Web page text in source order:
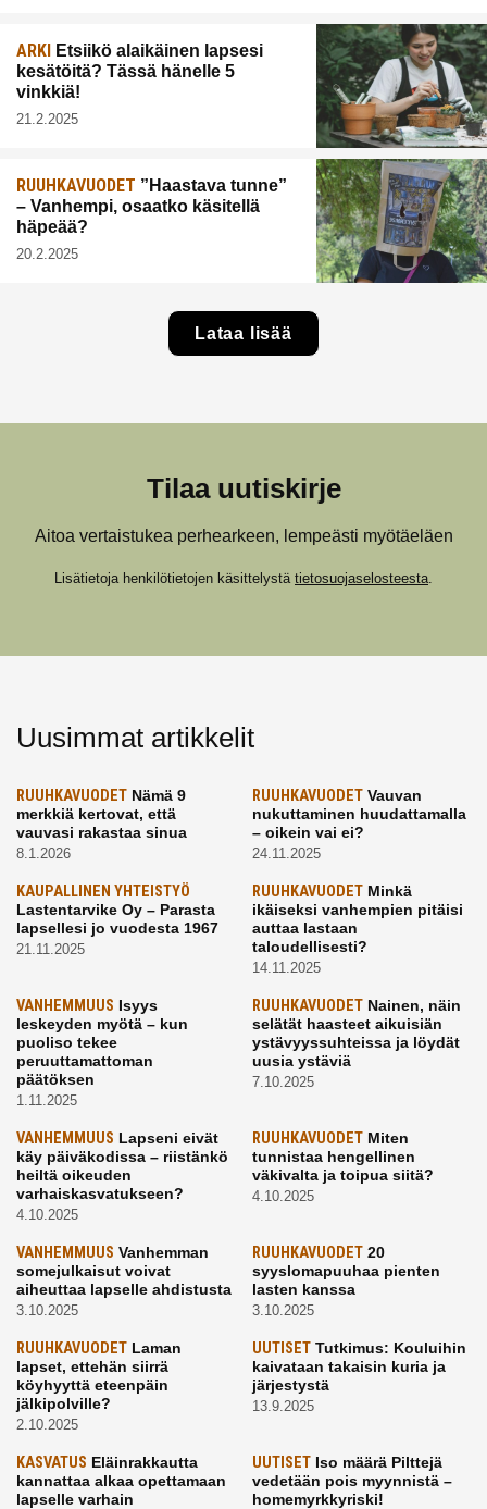
ARKI
Etsiikö alaikäinen lapsesi
kesätöitä? Tässä hänelle 5
vinkkiä!
21.2.2025
RUUHKAVUODET ”Haastava tunne”
– Vanhempi, osaatko käsitellä
häpeää?
20.2.2025
Lataa lisää
Tilaa uutiskirje
Aitoa vertaistukea perhearkeen, lempeästi myötäeläen
Lisätietoja henkilötietojen käsittelystä tietosuojaselosteesta
Uusimmat artikkelit
RUUHKAVUODET Nämä 9
merkkiä kertovat, että
vauvasi rakastaa sinua
8.1.2026
RUUHKAVUODETVauvan
nukuttaminen huudattamalla
– oikein vai ei?
24.11.2025
KAUPALLINEN YHTEISTYÖ
Lastentarvike Oy – Parasta
lapsellesi jo vuodesta 1967
21.11.2025
RUUHKAVUODETMinkä
ikäiseksi vanhempien pitäisi
auttaa lastaan
taloudellisesti?
14.11.2025
VANHEMMUUS Isyys
leskeyden myötä – kun
puoliso tekee
peruuttamattoman
päätöksen
1.11.2025
RUUHKAVUODETNainen, näin
selätät haasteet aikuisiän
ystävyyssuhteissa ja löydät
uusia ystäviä
7.10.2025
VANHEMMUUS Lapseni eivät
käy päiväkodissa – riistänkö
heiltä oikeuden
varhaiskasvatukseen?
4.10.2025
RUUHKAVUODETMiten
tunnistaa hengellinen
väkivalta ja toipua siitä?
4.10.2025
VANHEMMUUS Vanhemman
somejulkaisut voivat
aiheuttaa lapselle ahdistusta
3.10.2025
RUUHKAVUODET20
syyslomapuuhaa pienten
lasten kanssa
3.10.2025
RUUHKAVUODET Laman
lapset, ettehän siirrä
köyhyyttä eteenpäin
jälkipolville?
2.10.2025
UUTISETTutkimus: Kouluihin
kaivataan takaisin kuria ja
järjestystä
13.9.2025
KASVATUS Eläinrakkautta
kannattaa alkaa opettamaan
lapselle varhain
UUTISETIso määrä Pilttejä
vedetään pois myynnistä –
homemyrkkyriski!